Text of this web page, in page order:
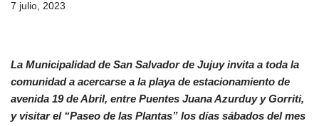
7 julio, 2023
La Municipalidad de San Salvador de Jujuy invita a toda la
comunidad a acercarse a la playa de estacionamiento de
avenida 19 de Abril, entre Puentes Juana Azurduy y Gorriti,
y visitar el “Paseo de las Plantas” los días sábados del mes